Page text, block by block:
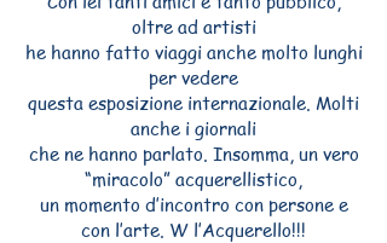
oltre ad artisti
he hanno fatto viaggi anche molto lunghi
per vedere
questa esposizione internazionale. Molti
anche i giornali
che ne hanno parlato. Insomma, un vero
“miracolo” acquerellistico,
un momento d’incontro con persone e
con l’arte. W l’Acquerello!!!